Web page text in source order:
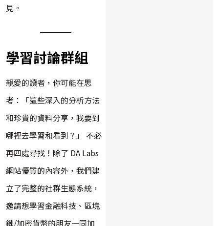
見。
學習討論群組
親愛的讀者，你可能在思
考：「這些深入的分析方法
和珍貴的資料分享，我要到
哪裡去學習和看到？」 不必
再四處尋找！除了 DA Labs
網站優質的內容外，我們建
立了完整的社群生態系統，
邀請想學習金融科技、區塊
鏈/加密貨幣的朋友一同加